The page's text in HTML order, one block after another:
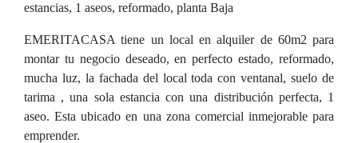
estancias, 1 aseos, reformado, planta Baja
EMERITACASA tiene un local en alquiler de 60m2 para
montar tu negocio deseado, en perfecto estado, reformado,
mucha luz, la fachada del local toda con ventanal, suelo de
tarima , una sola estancia con una distribución perfecta, 1
aseo. Esta ubicado en una zona comercial inmejorable para
emprender.